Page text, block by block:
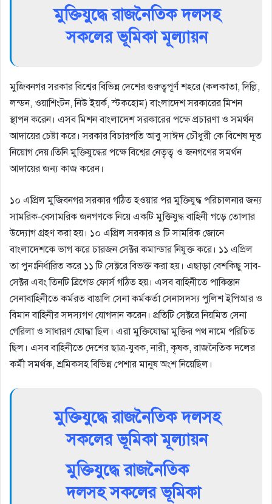
মুক্তিযুদ্ধে রাজনৈতিক দলসহ
সকলের ভূমিকা মূল্যায়ন
মুজিবনগর সরকার বিশ্বের বিভিন্ন দেশের গুরুত্বপূর্ণ শহরে (কলকাতা, দিল্লি,
লন্ডন, ওয়াশিংটন, নিউ ইয়র্ক, স্টকহোম) বাংলাদেশ সরকারের মিশন
স্থাপন করেন। এসব মিশন বাংলাদেশ সরকারের পক্ষে প্রচারণা ও সমর্থন
আদায়ের চেষ্টা করে। সরকার বিচারপতি আবু সাঈদ চৌধুরী কে বিশেষ দূত
নিয়োগ দেয়।তিনি মুক্তিযুদ্ধের পক্ষে বিশ্বের নেতৃত্ব ও জনগণের সমর্থন
আদায়ের জন্য কাজ করেন।
১০ এপ্রিল মুজিবনগর সরকার গঠিত হওয়ার পর মুক্তিযুদ্ধ পরিচালনার জন্য
সামরিক-বেসামরিক জনগণকে নিয়ে একটি মুক্তিযুদ্ধ বাহিনী গড়ে তোলার
উদ্যোগ গ্রহণ করা হয়। ১০ এপ্রিল সরকার ৪ টি সামরিক জোনে
বাংলাদেশকে ভাগ করে চারজন সেক্টর কমান্ডার নিযুক্ত করে। ১১ এপ্রিল
তা পুনঃনির্ধারিত করে ১১ টি সেক্টরে বিভক্ত করা হয়। এছাড়া বেশকিছু সাব-
সেক্টর এবং তিনটি ব্রিগেড ফোর্স গঠিত হয়। এসব বাহিনীতে পাকিস্তান
সেনাবাহিনীতে কর্মরত বাঙালি সেনা কর্মকর্তা সেনাসদস্য পুলিশ ইপিআর ও
বিমান বাহিনীর সদস্যগণ যোগদান করেন। প্রতিটি সেক্টরে নিয়মিত সেনা
গেরিলা ও সাধারণ যোদ্ধা ছিল। এরা মুক্তিযোদ্ধা মুক্তির পথ নামে পরিচিত
ছিল। এসব বাহিনীতে দেশের ছাত্র-যুবক, নারী, কৃষক, রাজনৈতিক দলের
কর্মী সমর্থক, শ্রমিকসহ বিভিন্ন পেশার মানুষ অংশ নিয়েছিল।
মুক্তিযুদ্ধে রাজনৈতিক দলসহ
সকলের ভূমিকা মূল্যায়ন
মুক্তিযুদ্ধে রাজনৈতিক
দলসহ সকলের ভূমিকা